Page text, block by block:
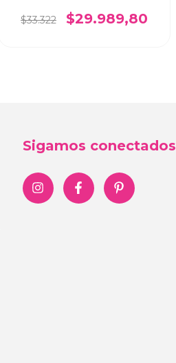
$33.322 $29.989,80
Sigamos conectados